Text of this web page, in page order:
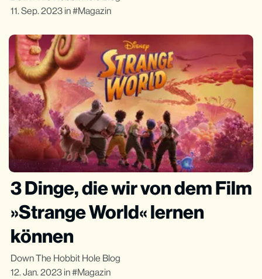
11. Sep. 2023 in Magazin
3 Dinge, die wir von dem Film
»Strange World« lernen
können
Down The Hobbit Hole Blog
12. Jan. 2023 in Magazin